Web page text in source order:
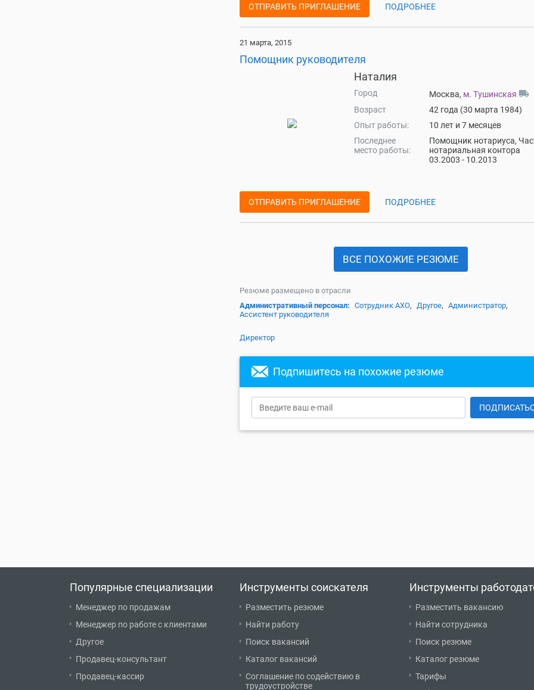
ОТПРАВИТЬ ПРИГЛАШЕНИЕ ПОДРОБНЕЕ
21 марта, 2015
Помощник руководителя
Наталия
Город Москва, м. Тушинская local_shipping
Возраст
42 года (30 марта 1984)
Опыт работы:
10 лет и 7 месяцев
Последнее
место работы:
Помощник нотариуса,
нотариальная контора
03.2003 - 10.2013
ОТПРАВИТЬ ПРИГЛАШЕНИЕ ПОДРОБНЕЕ
ВСЕ ПОХОЖИЕ РЕЗЮМЕ
Резюме размещено в отрасли
Административный персонал: Сотрудник АХО, Другое, Администратор,
Ассистент руководителя
Директор
Подпишитесь на похожие резюме
Популярные специализации
Менеджер по продажам
Менеджер по работе с клиентами
Другое
Продавец-консультант
Продавец-кассир
Инструменты соискателя
Разместить резюме
Найти работу
Поиск вакансий
Каталог вакансий
Соглашение по содействию в
трудоустройстве
Инструменты
Разместить вакансию
Найти сотрудника
Поиск резюме
Каталог резюме
Тарифы